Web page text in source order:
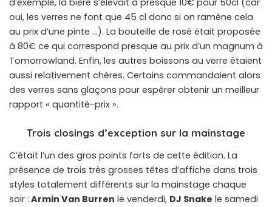
d’exemple, la bière s’élevait à presque 10€ pour 50cl (car
oui, les verres ne font que 45 cl donc si on ramène cela
au prix d’une pinte …). La bouteille de rosé était proposée
à 80€ ce qui correspond presque au prix d’un magnum à
Tomorrowland. Enfin, les autres boissons au verre étaient
aussi relativement chères. Certains commandaient alors
des verres sans glaçons pour espérer obtenir un meilleur
rapport « quantité-prix ».
Trois closings d’exception sur la mainstage
C’était l’un des gros points forts de cette édition. La
présence de trois très grosses têtes d’affiche dans trois
styles totalement différents sur la mainstage chaque
soir : Armin Van Burren le venderdi, DJ Snake le samedi